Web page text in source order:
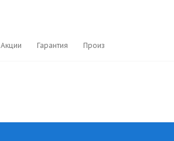
Акции Гарантия Производители